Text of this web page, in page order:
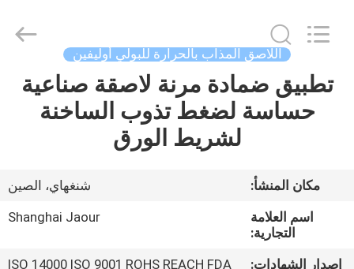
بيت
معلومات
جولة
Adhesive
Products
Reserved.
اللاصق المذاب بالحرارة للبولي أوليفين
تطبيق ضمادة مرنة لاصقة صناعية
حساسة لضغط تذوب الساخنة
لشريط الورق
مكان المنشأ:
شنغهاي، الصين
اسم العلامة
التجارية:
Shanghai Jaour
إصدار الشهادات:
ISO 14000 ISO 9001 ROHS REACH FDA